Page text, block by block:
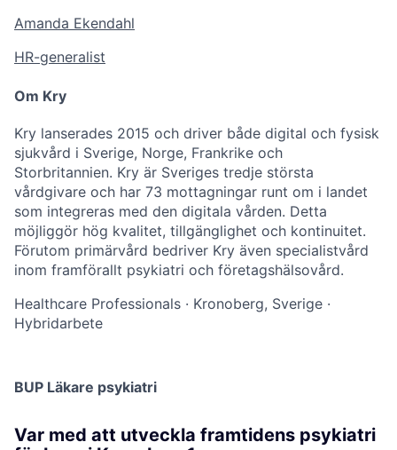
Amanda Ekendahl
HR-generalist
Om Kry
Kry lanserades 2015 och driver både digital och fysisk
sjukvård i Sverige, Norge, Frankrike och
Storbritannien. Kry är Sveriges tredje största
vårdgivare och har 73 mottagningar runt om i landet
som integreras med den digitala vården. Detta
möjliggör hög kvalitet, tillgänglighet och kontinuitet.
Förutom primärvård bedriver Kry även specialistvård
inom framförallt psykiatri och företagshälsovård.
Healthcare Professionals · Kronoberg, Sverige ·
Hybridarbete
BUP Läkare psykiatri
Var med att utveckla framtidens psykiatri